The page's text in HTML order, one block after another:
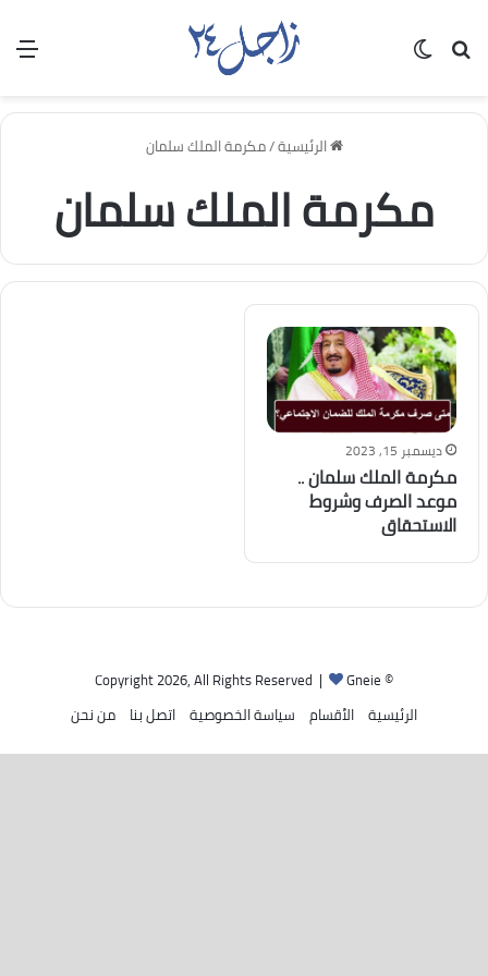
بحث عن
الرئيسية/مكرمة الملك سلمان
مكرمة الملك سلمان
ديسمبر 15, 2023
مكرمة الملك سلمان ..
موعد الصرف وشروط
الاستحقاق
© Copyright 2026, All Rights Reserved |
Gneie
الرئيسية الأقسام سياسة الخصوصية اتصل بنا من نحن